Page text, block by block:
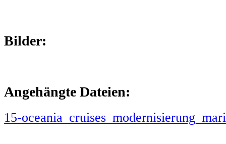
Bilder:
Angehängte Dateien:
15-